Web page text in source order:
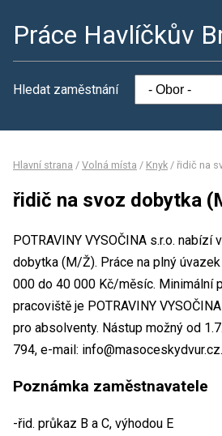
Práce Havlíčkův
Hledat zaměstnání
Hlavní strana / Volná místa / Knyk / řidič na
řidič na svoz dobytka
POTRAVINY VYSOČINA s.r.o.
dobytka (M/Ž). Práce na plný
000 do 40 000 Kč/měsíc. Minimální
pracoviště je POTRAVINY
pro absolventy. Nástup možný od
794, e-mail: info@masoceskydvur.cz.
Poznámka zaměstnavatele
-řid. průkaz B a C, výhodou E